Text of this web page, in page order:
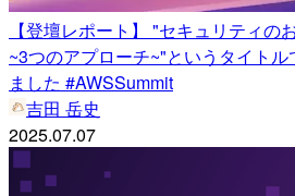
【登壇レポート】 "セキュリティの
~3つのアプローチ~"というタイト
ました #AWSSummit
吉田 岳史
2025.07.07